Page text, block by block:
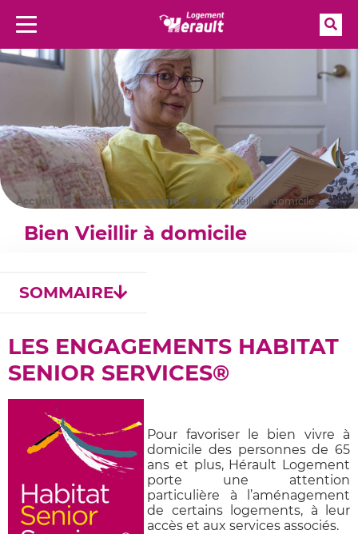
Menu
Bien Vieillir à domicile
Accueil Vous êtes Locataire Bien Vieillir à domicile
SOMMAIRE
LES ENGAGEMENTS HABITAT
SENIOR SERVICES®
Pour favoriser le bien vivre à
domicile des personnes de 65
ans et plus, Hérault Logement
porte une attention
particulière à l’aménagement
de certains logements, à leur
accès et aux services associés.